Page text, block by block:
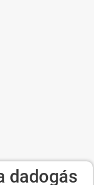
dadogás